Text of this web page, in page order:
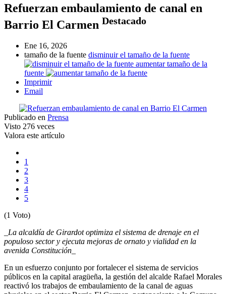
Refuerzan embaulamiento de canal en
Barrio El Carmen Destacado
Ene 16, 2026
tamaño de la fuente disminuir el tamaño de la fuente
aumentar tamaño de la
fuente
Imprimir
Email
Publicado en Prensa
Visto 276 veces
Valora este artículo
1
2
3
4
5
(1 Voto)
_La alcaldía de Girardot optimiza el sistema de drenaje en el
populoso sector y ejecuta mejoras de ornato y vialidad en la
avenida Constitución_
En un esfuerzo conjunto por fortalecer el sistema de servicios
públicos en la capital aragüeña, la gestión del alcalde Rafael Morales
reactivó los trabajos de embaulamiento de la canal de aguas